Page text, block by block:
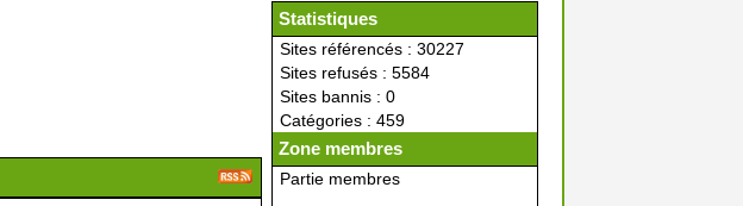
Statistiques
Sites référencés : 30227
Sites refusés : 5584
Sites bannis : 0
Catégories : 459
Zone membres
Partie membres